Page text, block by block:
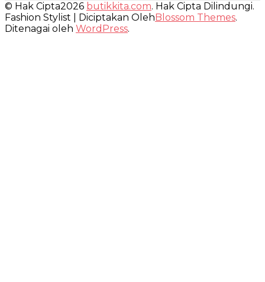
© Hak Cipta2026 butikkita.com. Hak Cipta Dilindungi.
Fashion Stylist | Diciptakan Oleh Blossom Themes.
Ditenagai oleh WordPress.